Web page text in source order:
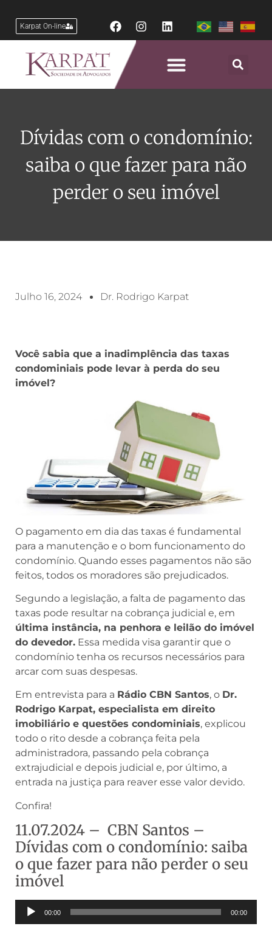
Karpat On-line
Dívidas com o condomínio:
saiba o que fazer para não
perder o seu imóvel
Julho 16, 2024 Dr. Rodrigo Karpat
Você sabia que a inadimplência das taxas
condominiais pode levar à perda do seu
imóvel?
O pagamento em dia das taxas é fundamental
para a manutenção e o bom funcionamento do
condomínio. Quando esses pagamentos não são
feitos, todos os moradores são prejudicados.
Segundo a legislação, a falta de pagamento das
taxas pode resultar na cobrança judicial e, em
última instância, na penhora e leilão do imóvel
do devedor. Essa medida visa garantir que o
condomínio tenha os recursos necessários para
arcar com suas despesas.
Em entrevista para a Rádio CBN Santos, o Dr.
Rodrigo Karpat, especialista em direito
imobiliário e questões condominiais, explicou
todo o rito desde a cobrança feita pela
administradora, passando pela cobrança
extrajudicial e depois judicial e, por último, a
entrada na justiça para reaver esse valor devido.
Confira!
11.07.2024 – CBN Santos –
Dívidas com o condomínio: saiba
o que fazer para não perder o seu
imóvel
Tocador
00:00 00:00